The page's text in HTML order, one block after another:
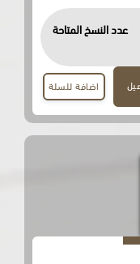
المتاحة
اضافة للسلة